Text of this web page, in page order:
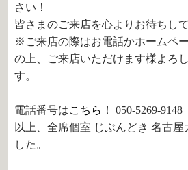
さい！
皆さまのご来店を心よりお待ちし
※ご来店の際はお電話かホームペ
の上、ご来店いただけます様よろ
す。
電話番号はこちら！
050-5269-9148
以上、全席個室 じぶんどき 名古
した。